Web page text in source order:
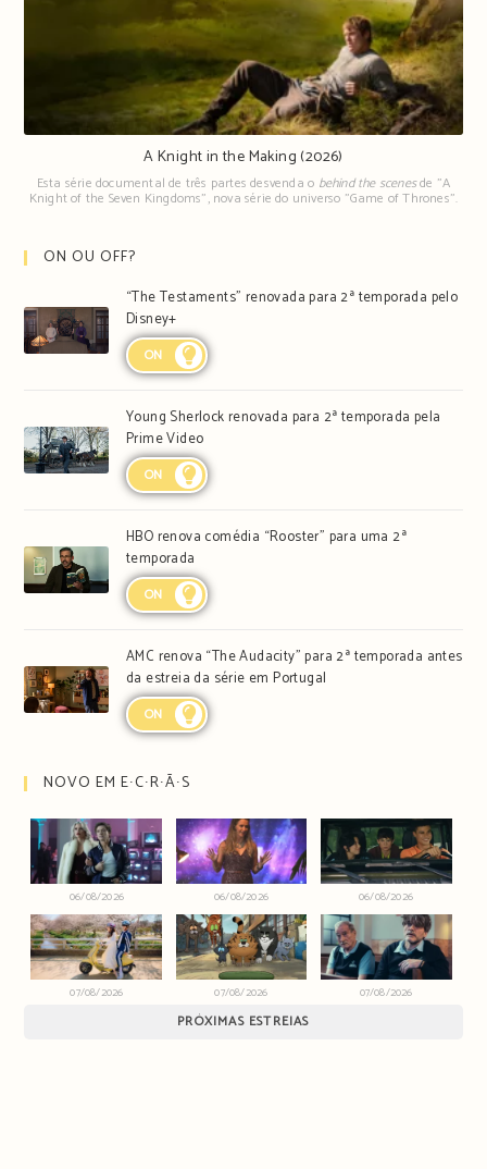
A Knight in the Making (2026)
Esta série documental de três partes desvenda o behind the scenesde "A
Knight of the Seven Kingdoms", nova série do universo "Game of Thrones".
ON OU OFF?
“The Testaments” renovada para 2ª temporada pelo
Disney+
ON
Young Sherlock renovada para 2ª temporada pela
Prime Video
ON
HBO renova comédia “Rooster” para uma 2ª
temporada
ON
AMC renova “The Audacity” para 2ª temporada antes
da estreia da série em Portugal
ON
NOVO EM E∙C∙R∙Ã∙S
06/08/2026 06/08/2026 06/08/2026
07/08/2026 07/08/2026 07/08/2026
PRÓXIMAS ESTREIAS